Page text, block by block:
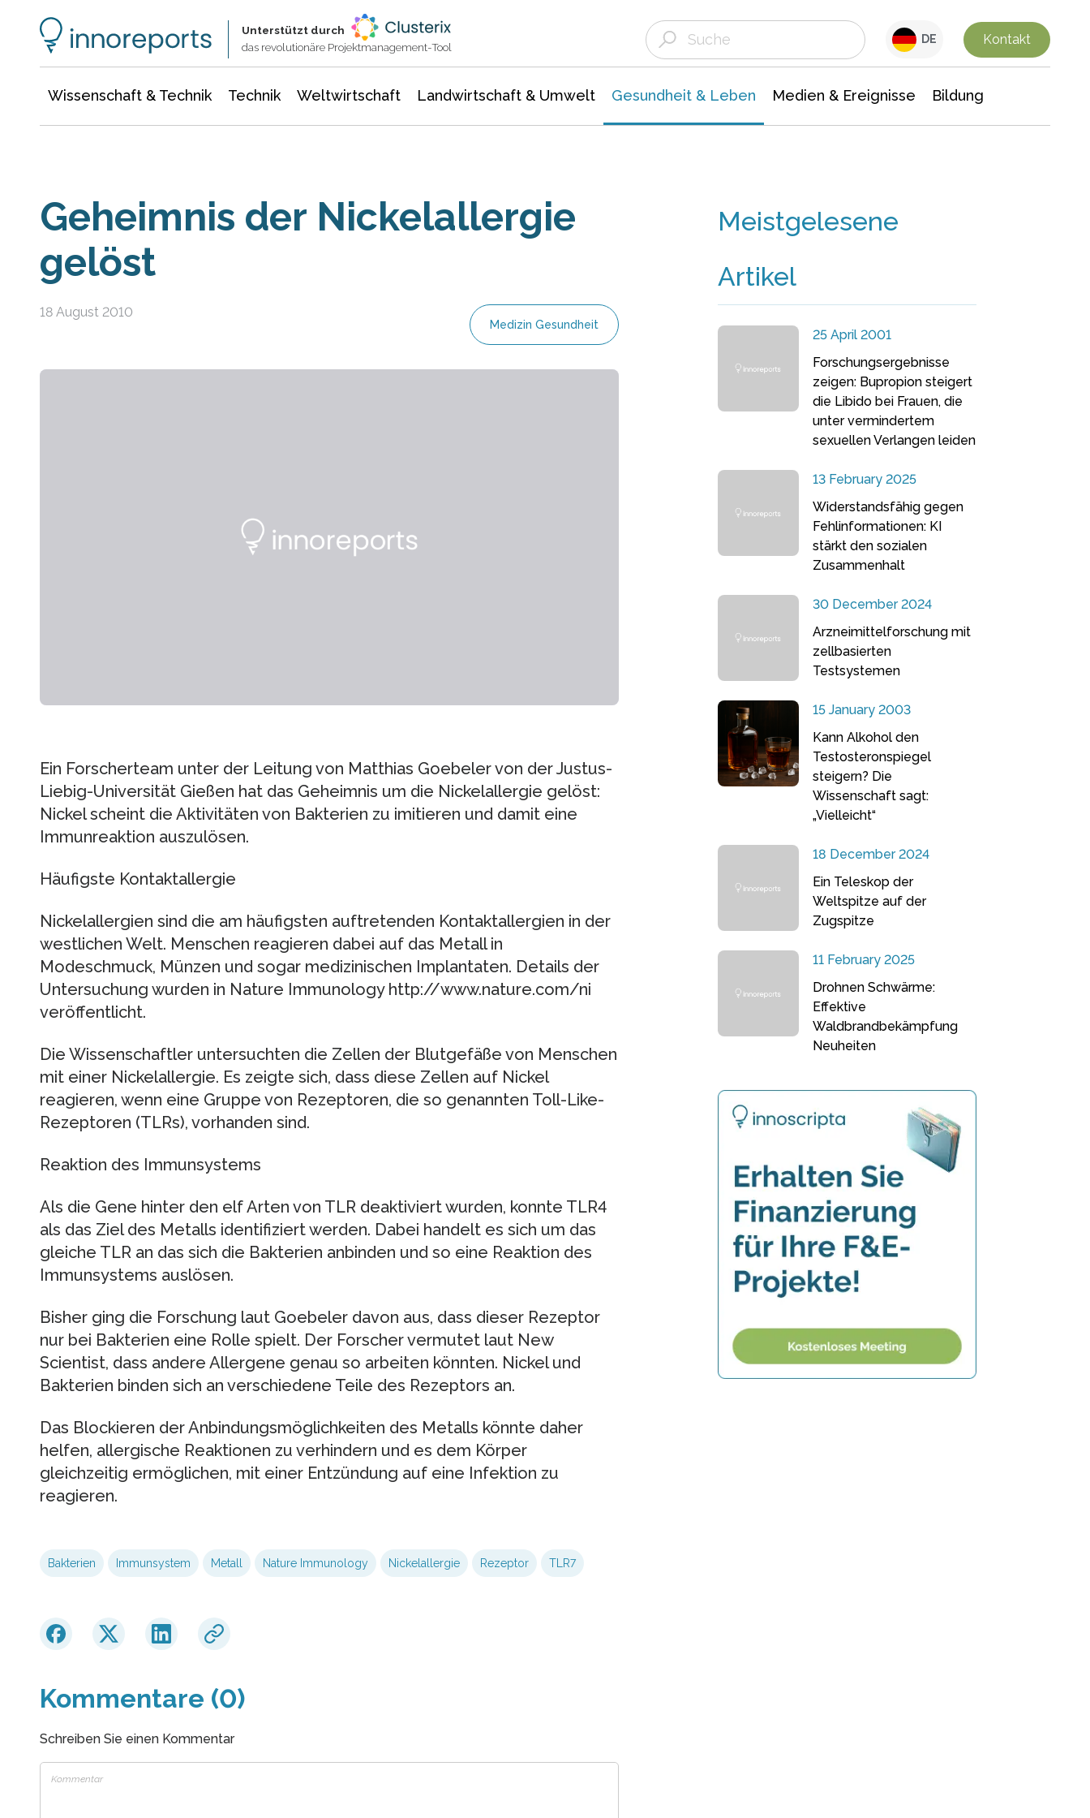
Unterstützt durch
das revolutionäre Projektmanagement-Tool
DE Kontakt
Wissenschaft & Technik Technik Weltwirtschaft Landwirtschaft & Umwelt Gesundheit & Leben Medien & Ereignisse Bildung
Geheimnis der Nickelallergie
gelöst
18 August 2010
Medizin Gesundheit
Ein Forscherteam unter der Leitung von Matthias Goebeler von der Justus-
Liebig-Universität Gießen hat das Geheimnis um die Nickelallergie gelöst:
Nickel scheint die Aktivitäten von Bakterien zu imitieren und damit eine
Immunreaktion auszulösen.
Häufigste Kontaktallergie
Nickelallergien sind die am häufigsten auftretenden Kontaktallergien in der
westlichen Welt. Menschen reagieren dabei auf das Metall in
Modeschmuck, Münzen und sogar medizinischen Implantaten. Details der
Untersuchung wurden in Nature Immunology http://www.nature.com/ni
veröffentlicht.
Die Wissenschaftler untersuchten die Zellen der Blutgefäße von Menschen
mit einer Nickelallergie. Es zeigte sich, dass diese Zellen auf Nickel
reagieren, wenn eine Gruppe von Rezeptoren, die so genannten Toll-Like-
Rezeptoren (TLRs), vorhanden sind.
Reaktion des Immunsystems
Als die Gene hinter den elf Arten von TLR deaktiviert wurden, konnte TLR4
als das Ziel des Metalls identifiziert werden. Dabei handelt es sich um das
gleiche TLR an das sich die Bakterien anbinden und so eine Reaktion des
Immunsystems auslösen.
Bisher ging die Forschung laut Goebeler davon aus, dass dieser Rezeptor
nur bei Bakterien eine Rolle spielt. Der Forscher vermutet laut New
Scientist, dass andere Allergene genau so arbeiten könnten. Nickel und
Bakterien binden sich an verschiedene Teile des Rezeptors an.
Das Blockieren der Anbindungsmöglichkeiten des Metalls könnte daher
helfen, allergische Reaktionen zu verhindern und es dem Körper
gleichzeitig ermöglichen, mit einer Entzündung auf eine Infektion zu
reagieren.
Bakterien Immunsystem Metall Nature Immunology Nickelallergie Rezeptor TLR7
Kommentare (0)
Schreiben Sie einen Kommentar
Meistgelesene
Artikel
25 April 2001
Forschungsergebnisse
zeigen: Bupropion steigert
die Libido bei Frauen, die
unter vermindertem
sexuellen Verlangen leiden
13 February 2025
Widerstandsfähig gegen
Fehlinformationen: KI
stärkt den sozialen
Zusammenhalt
30 December 2024
Arzneimittelforschung mit
zellbasierten
Testsystemen
15 January 2003
Kann Alkohol den
Testosteronspiegel
steigern? Die
Wissenschaft sagt:
„Vielleicht“
18 December 2024
Ein Teleskop der
Weltspitze auf der
Zugspitze
11 February 2025
Drohnen Schwärme:
Effektive
Waldbrandbekämpfung
Neuheiten